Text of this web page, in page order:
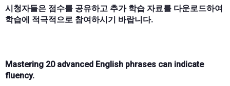
시청자들은 점수를 공유하고 추가 학습 자료를 다운로드하여
학습에 적극적으로 참여하시기 바랍니다.
Mastering 20 advanced English phrases can indicate
fluency.